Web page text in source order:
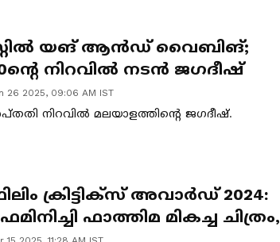
യങ് ആൻഡ് വൈബിങ്;
നിറവിൽ നടൻ ജ​ഗദീഷ്
26 2025, 09:06 AM IST
നിറവില്‍ മലയാളത്തിന്‍റെ ജഗദീഷ്.
ക്രിട്ടിക്‌സ് അവാര്‍ഡ് 2024:
ഫാത്തിമ മികച്ച ചിത്രം,